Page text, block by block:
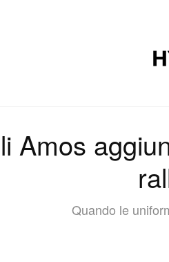
Amos
Quando le